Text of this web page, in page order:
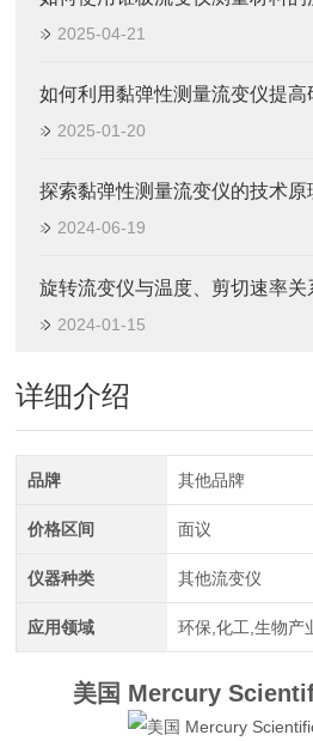
2025-04-21
如何利用黏弹性测量流变仪提高
2025-01-20
探索黏弹性测量流变仪的技术原
2024-06-19
旋转流变仪与温度、剪切速率
2024-01-15
详细介绍
品牌 其他品牌
价格区间 面议
仪器种类 其他流变仪
应用领域 环保,化工,生物产
美国 Mercury